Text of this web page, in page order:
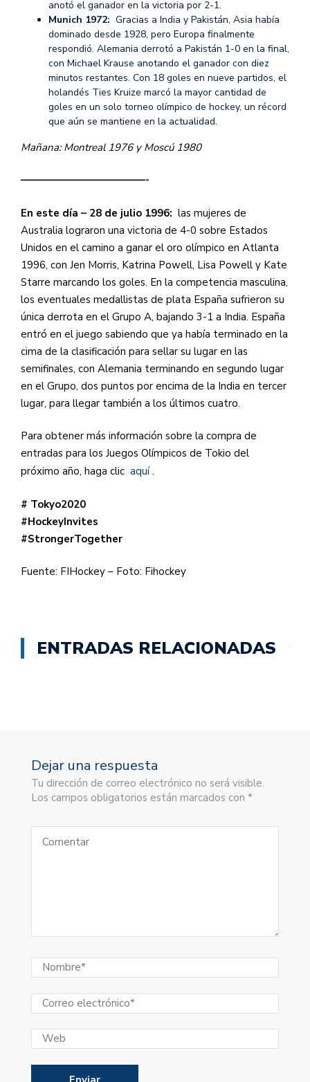
anotó el ganador en la victoria por 2-1.
Munich 1972: Gracias a India y Pakistán, Asia había
dominado desde 1928, pero Europa finalmente
respondió. Alemania derrotó a Pakistán 1-0 en la final,
con Michael Krause anotando el ganador con diez
minutos restantes. Con 18 goles en nueve partidos, el
holandés Ties Kruize marcó la mayor cantidad de
goles en un solo torneo olímpico de hockey, un récord
que aún se mantiene en la actualidad.
Mañana: Montreal 1976 y Moscú 1980
————————————-
En este día – 28 de julio 1996: las mujeres de
Australia lograron una victoria de 4-0 sobre Estados
Unidos en el camino a ganar el oro olímpico en Atlanta
1996, con Jen Morris, Katrina Powell, Lisa Powell y Kate
Starre marcando los goles. En la competencia masculina,
los eventuales medallistas de plata España sufrieron su
única derrota en el Grupo A, bajando 3-1 a India. España
entró en el juego sabiendo que ya había terminado en la
cima de la clasificación para sellar su lugar en las
semifinales, con Alemania terminando en segundo lugar
en el Grupo, dos puntos por encima de la India en tercer
lugar, para llegar también a los últimos cuatro.
Para obtener más información sobre la compra de
entradas para los Juegos Olímpicos de Tokio del
próximo año, haga clic aquí.
# Tokyo2020
#HockeyInvites
#StrongerTogether
Fuente: FIHockey – Foto: Fihockey
ENTRADAS RELACIONADAS
Dejar una respuesta
Tu dirección de correo electrónico no será visible.
Los campos obligatorios están marcados con *